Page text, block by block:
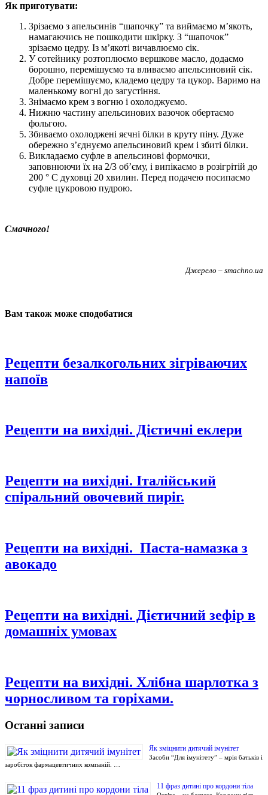
Як приготувати:
Зрізаємо з апельсинів “шапочку” та виймаємо м’якоть,
намагаючись не пошкодити шкірку. З “шапочок”
зрізаємо цедру. Із м’якоті вичавлюємо сік.
У сотейнику розтоплюємо вершкове масло, додаємо
борошно, перемішуємо та вливаємо апельсиновий сік.
Добре перемішуємо, кладемо цедру та цукор. Варимо на
маленькому вогні до загустіння.
Знімаємо крем з вогню і охолоджуємо.
Нижню частину апельсинових вазочок обертаємо
фольгою.
Збиваємо охолоджені яєчні білки в круту піну. Дуже
обережно з’єднуємо апельсиновий крем і збиті білки.
Викладаємо суфле в апельсинові формочки,
заповнюючи їх на 2/3 об’єму, і випікаємо в розігрітій до
200 ° С духовці 20 хвилин. Перед подачею посипаємо
суфле цукровою пудрою.
Смачного!
Джерело – smachno.ua
Вам також може сподобатися
Рецепти безалкогольних зігріваючих
напоїв
Рецепти на вихідні. Дієтичні еклери
Рецепти на вихідні. Італійський
спіральний овочевий пиріг.
Рецепти на вихідні. Паста-намазка з
авокадо
Рецепти на вихідні. Дієтичний зефір в
домашніх умовах
Рецепти на вихідні. Хлібна шарлотка з
чорносливом та горіхами.
Останні записи
Як зміцнити дитячий імунітет
Засоби “Для імунітету” – мрія батьків і
заробіток фармацевтичних компаній. …
11 фраз дитині про кордони тіла